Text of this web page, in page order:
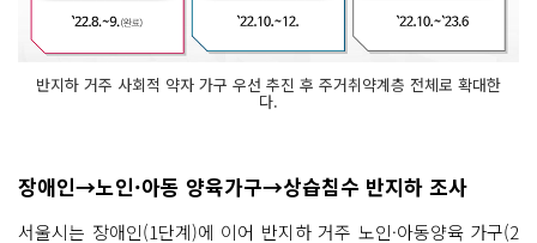
반지하 거주 사회적 약자 가구 우선 추진 후 주거취약계층 전체로 확대한
다.
장애인→노인·아동 양육가구→상습침수 반지하 조사
서울시는 장애인(1단계)에 이어 반지하 거주 노인·아동양육 가구(2